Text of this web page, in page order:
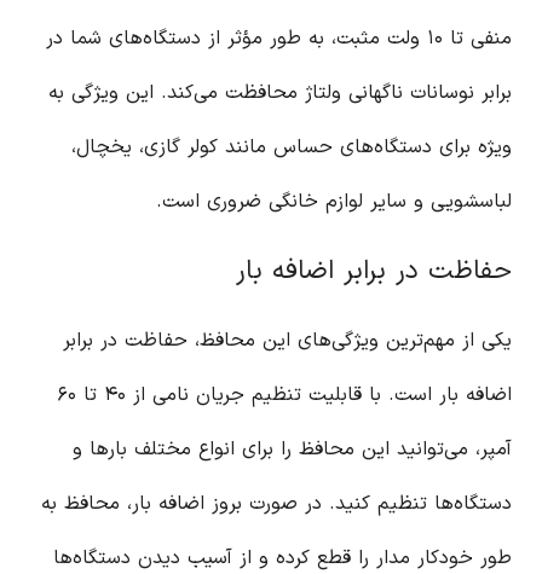
منفی تا ۱۰ ولت مثبت، به طور مؤثر از دستگاه‌های شما در
برابر نوسانات ناگهانی ولتاژ محافظت می‌کند. این ویژگی به
ویژه برای دستگاه‌های حساس مانند کولر گازی، یخچال،
لباسشویی و سایر لوازم خانگی ضروری است.
حفاظت در برابر اضافه بار
یکی از مهم‌ترین ویژگی‌های این محافظ، حفاظت در برابر
اضافه بار است. با قابلیت تنظیم جریان نامی از ۴۰ تا ۶۰
آمپر، می‌توانید این محافظ را برای انواع مختلف بارها و
دستگاه‌ها تنظیم کنید. در صورت بروز اضافه بار، محافظ به
طور خودکار مدار را قطع کرده و از آسیب دیدن دستگاه‌ها